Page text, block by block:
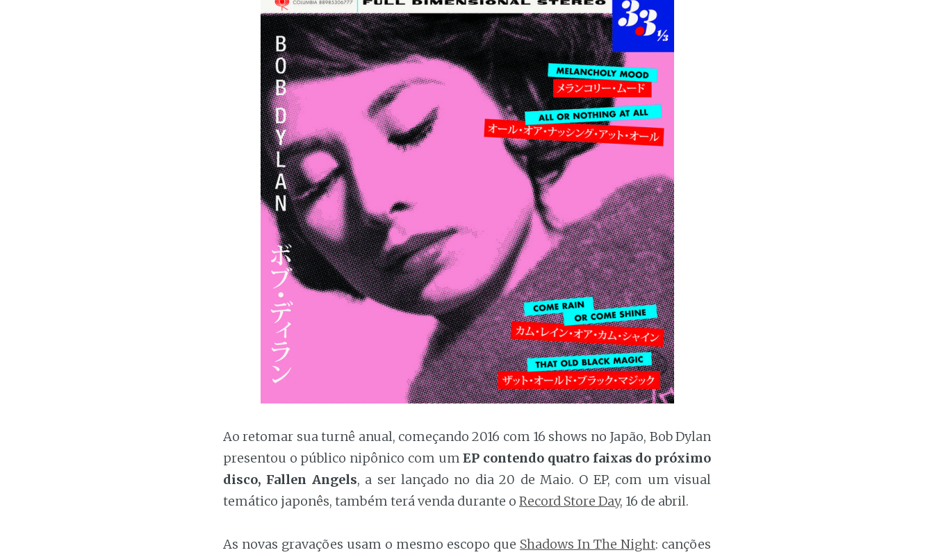
Ao retomar sua turnê anual, começando 2016 com 16 shows no Japão, Bob Dylan
presentou o público nipônico com umEP contendo quatro faixas do próximo
disco, Fallen Angels, a ser lançado no dia 20 de Maio. O EP, com um visual
temático japonês, também terá venda durante o Record Store Day, 16 de abril.
As novas gravações usam o mesmo escopo que Shadows In The Night: canções